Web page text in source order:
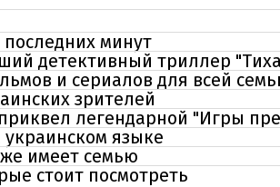
минут
детективный триллер
и сериалов для всей
зрителей
легендарной "Игры
языке
имеет семью
стоит посмотреть